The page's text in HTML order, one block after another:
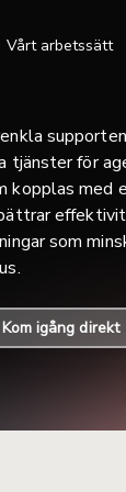
Vårt arbetssätt
tjänster för
kopplas med
som
Kom igång direkt